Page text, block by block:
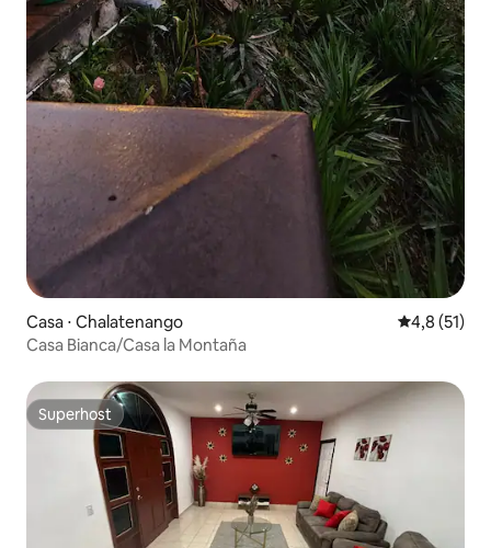
Casa ⋅ Chalatenango 4,8 de uma
4,8 (51)
Casa Bianca/Casa la Montaña
Superhost
Superhost